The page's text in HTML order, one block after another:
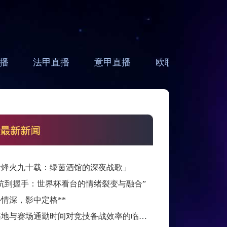
法甲直播 意甲直播 欧联直播
火九十载：绿茵酒馆的深夜战歌」
到握手：世界杯看台的情绪裂变与融合”
深，影中定格**
训练基地与赛场通勤时间对竞技备战效率的临界效应研究